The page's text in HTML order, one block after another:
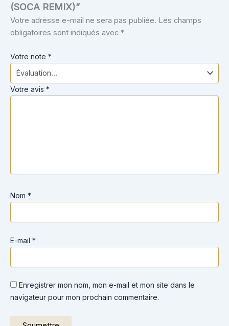
(SOCA REMIX)”
Votre adresse e-mail ne sera pas publiée. Les champs
obligatoires sont indiqués avec *
Votre note *
Votre avis *
Nom *
E-mail *
Enregistrer mon nom, mon e-mail et mon site dans le
navigateur pour mon prochain commentaire.